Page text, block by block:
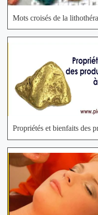
Mots croisés de la
Propriétés et bienfaits des